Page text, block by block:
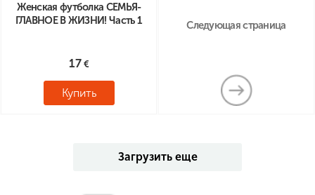
Женская футболка СЕМЬЯ-
ГЛАВНОЕ В ЖИЗНИ! Часть 1
17
Купить
Следующая страница
Загрузить еще